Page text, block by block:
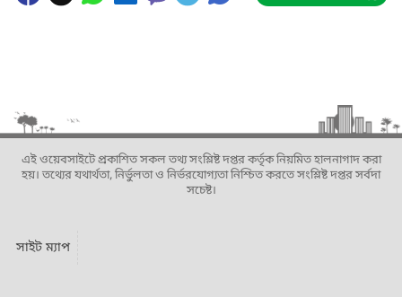
এই ওয়েবসাইটে প্রকাশিত সকল তথ্য সংশ্লিষ্ট দপ্তর কর্তৃক নিয়মিত হালনাগাদ করা
হয়। তথ্যের যথার্থতা, নির্ভুলতা ও নির্ভরযোগ্যতা নিশ্চিত করতে সংশ্লিষ্ট দপ্তর সর্বদা
সচেষ্ট।
সাইট ম্যাপ